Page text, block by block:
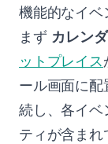
機能的なイベ
まず カレン
ットプレイス
ール画面に配
続し、各イベ
ティが含ま